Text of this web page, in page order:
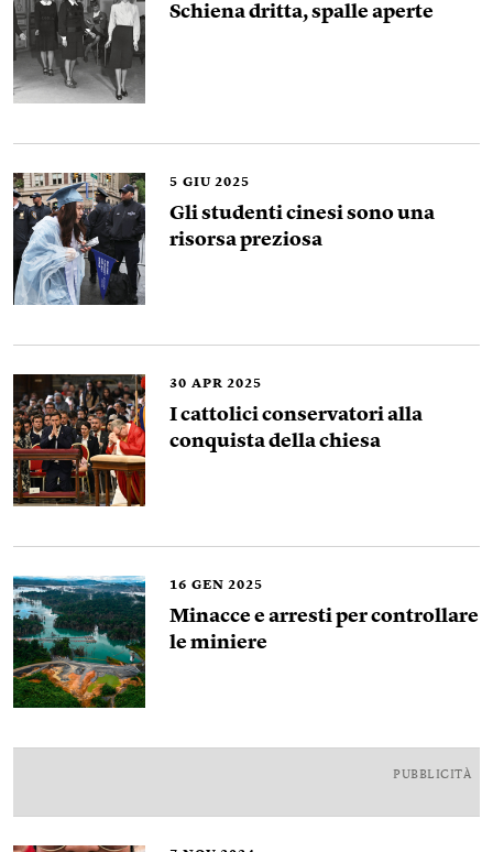
Schiena dritta, spalle aperte
5 GIU 2025
Gli studenti cinesi sono una
risorsa preziosa
30 APR 2025
I cattolici conservatori alla
conquista della chiesa
16 GEN 2025
Minacce e arresti per controllare
le miniere
PUBBLICITÀ